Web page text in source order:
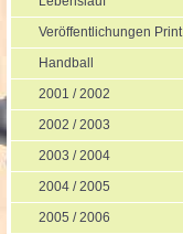
Veröffentlichungen Print
Handball
2001 / 2002
2002 / 2003
2003 / 2004
2004 / 2005
2005 / 2006